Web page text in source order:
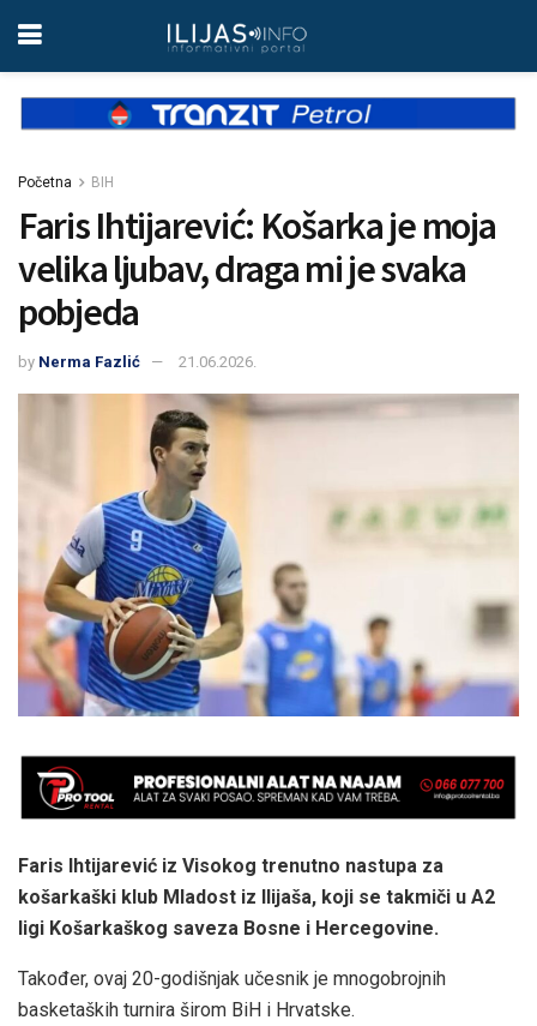
Početna BIH
Faris Ihtijarević: Košarka je moja
velika ljubav, draga mi je svaka
pobjeda
by Nerma Fazlić 21.06.2026.
Faris Ihtijarević iz Visokog trenutno nastupa za
košarkaški klub Mladost iz Ilijaša, koji se takmiči u A2
ligi Košarkaškog saveza Bosne i Hercegovine.
Također, ovaj 20-godišnjak učesnik je mnogobrojnih
basketaških turnira širom BiH i Hrvatske.